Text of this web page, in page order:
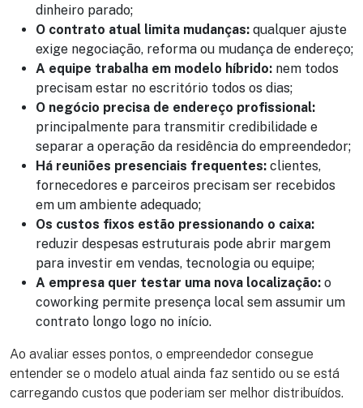
dinheiro parado;
O contrato atual limita mudanças: qualquer ajuste
exige negociação, reforma ou mudança de endereço;
A equipe trabalha em modelo híbrido: nem todos
precisam estar no escritório todos os dias;
O negócio precisa de endereço profissional:
principalmente para transmitir credibilidade e
separar a operação da residência do empreendedor;
Há reuniões presenciais frequentes: clientes,
fornecedores e parceiros precisam ser recebidos
em um ambiente adequado;
Os custos fixos estão pressionando o caixa:
reduzir despesas estruturais pode abrir margem
para investir em vendas, tecnologia ou equipe;
A empresa quer testar uma nova localização: o
coworking permite presença local sem assumir um
contrato longo logo no início.
Ao avaliar esses pontos, o empreendedor consegue
entender se o modelo atual ainda faz sentido ou se está
carregando custos que poderiam ser melhor distribuídos.